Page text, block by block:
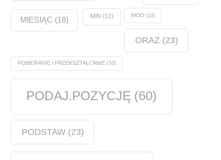
MIESIĄC (18) MIN (12) MOD(10)
ORAZ (23)
POBIERANIE I PRZEKSZTAŁCANIE(10)
PODAJ.POZYCJĘ (60)
PODSTAW(23)